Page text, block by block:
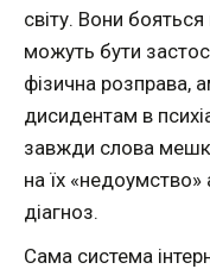
світу. Вони
можуть бути
фізична розправа,
дисидентам в
завжди слова
на їх «недоумство»
діагноз.
Сама система